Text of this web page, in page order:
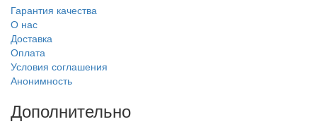
Гарантия качества
О нас
Доставка
Оплата
Условия соглашения
Анонимность
Дополнительно